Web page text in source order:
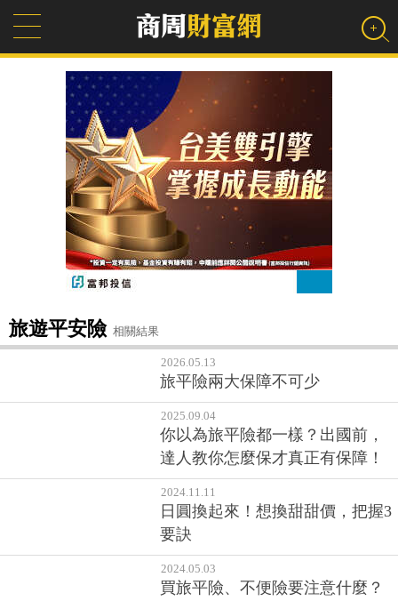
旅遊平安險 相關結果
2026.05.13
旅平險兩大保障不可少
2025.09.04
你以為旅平險都一樣？出國前，
達人教你怎麼保才真正有保障！
2024.11.11
日圓換起來！想換甜甜價，把握3
要訣
2024.05.03
買旅平險、不便險要注意什麼？